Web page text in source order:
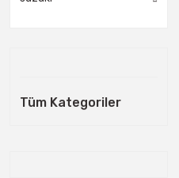
Tüm Kategoriler